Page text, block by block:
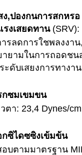
,ปองกนการสกหรอ
งเสยดทาน (SRV):
รลดการใชพลงงา
ายามในการถอดชน
ะดับเสยงการทางาน
ซมเขมขน
ตา: 23,4 Dynes/cm
ซิไดซซิงเข้มข้น
อบตามมาตรฐาน